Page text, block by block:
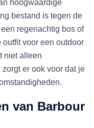
hoogwaardige
bestand is tegen de
regenachtig bos of
voor een outdoor
niet alleen
er ook voor dat je
van Barbour